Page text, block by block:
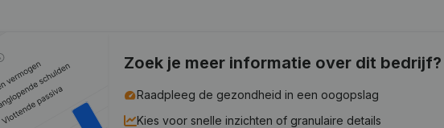
Zoek je meer informatie over dit bedrijf?
Raadpleeg de gezondheid in een oogopslag
Kies voor snelle inzichten of granulaire details